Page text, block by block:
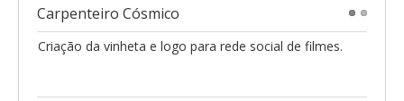
Carpenteiro Cósmico
Criação da vinheta e logo para rede social de filmes.